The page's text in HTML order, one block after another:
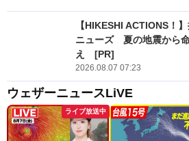
【HIKESHI ACTIONS！
ニューズ 夏の地震から
え [PR]
2026.08.07 07:23
ウェザーニュースLiVE
ライブ放送中